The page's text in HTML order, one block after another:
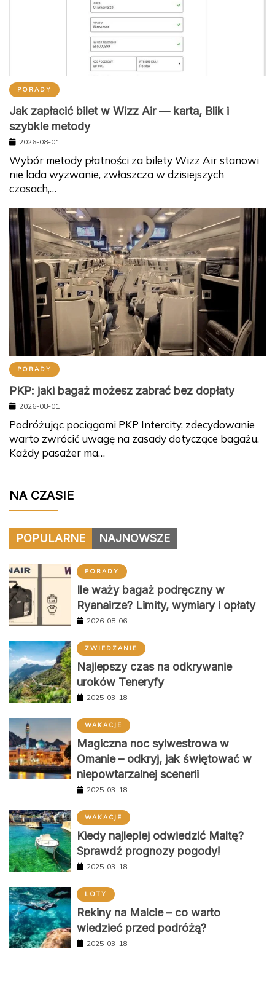
PORADY
Jak zapłacić bilet w Wizz Air — karta, Blik i
szybkie metody
2026-08-01
Wybór metody płatności za bilety Wizz Air stanowi
nie lada wyzwanie, zwłaszcza w dzisiejszych
czasach,…
PORADY
PKP: jaki bagaż możesz zabrać bez dopłaty
2026-08-01
Podróżując pociągami PKP Intercity, zdecydowanie
warto zwrócić uwagę na zasady dotyczące bagażu.
Każdy pasażer ma…
NA CZASIE
POPULARNE NAJNOWSZE
PORADY
Ile waży bagaż podręczny w
Ryanairze? Limity, wymiary i opłaty
2026-08-06
ZWIEDZANIE
Najlepszy czas na odkrywanie
uroków Teneryfy
2025-03-18
WAKACJE
Magiczna noc sylwestrowa w
Omanie – odkryj, jak świętować w
niepowtarzalnej scenerii
2025-03-18
WAKACJE
Kiedy najlepiej odwiedzić Maltę?
Sprawdź prognozy pogody!
2025-03-18
LOTY
Rekiny na Malcie – co warto
wiedzieć przed podróżą?
2025-03-18